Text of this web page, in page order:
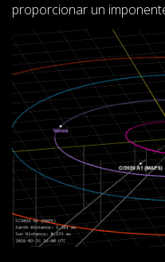
proporcionar un